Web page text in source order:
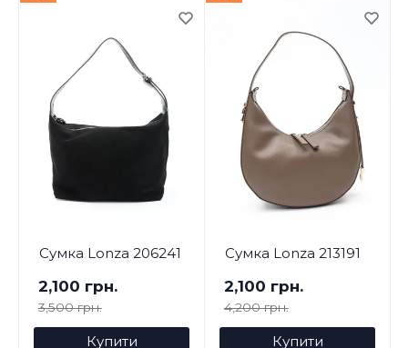
Сумка Lonza 206241
2,100 грн.
3,500 грн.
Купити
Сумка Lonza 213191
2,100 грн.
4,200 грн.
Купити